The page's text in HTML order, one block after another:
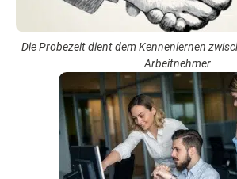
Die Probezeit dient dem Kennenlernen
Arbeitnehmer